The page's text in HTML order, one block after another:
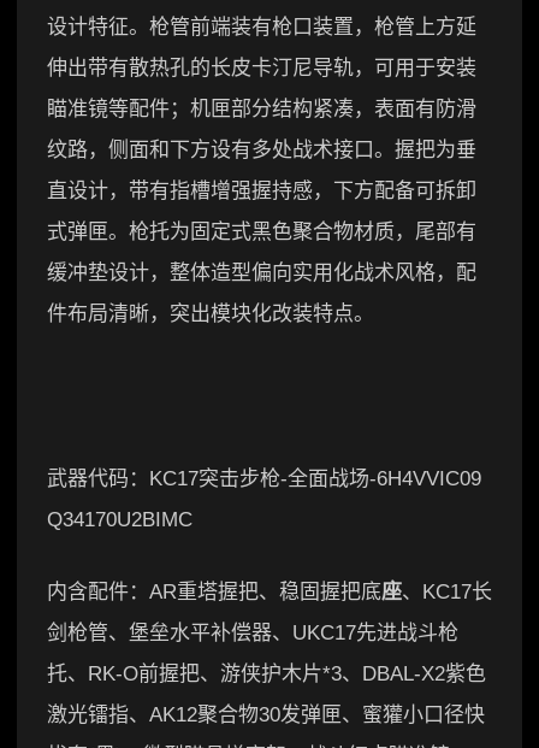
设计特征。枪管前端装有枪口装置，枪管上方延
伸出带有散热孔的长皮卡汀尼导轨，可用于安装
瞄准镜等配件；机匣部分结构紧凑，表面有防滑
纹路，侧面和下方设有多处战术接口。握把为垂
直设计，带有指槽增强握持感，下方配备可拆卸
式弹匣。枪托为固定式黑色聚合物材质，尾部有
缓冲垫设计，整体造型偏向实用化战术风格，配
件布局清晰，突出模块化改装特点。
武器代码：KC17突击步枪-全面战场-6H4VVIC09
Q34170U2BIMC
内含配件：AR重塔握把、稳固握把底座、KC17长
剑枪管、堡垒水平补偿器、UKC17先进战斗枪
托、RK-O前握把、游侠护木片*3、DBAL-X2紫色
激光镭指、AK12聚合物30发弹匣、蜜獾小口径快